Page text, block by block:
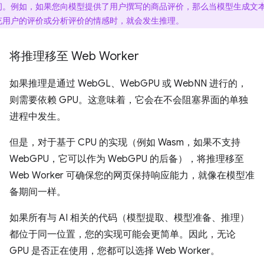
。例如，如果您向模型提供了用户撰写的商品评价，那么当模型生成文
户的评价或分析评价的情感时，就会发生推理。
将推理移至 Web Worker
如果推理是通过 WebGL、WebGPU 或 WebNN 进行的，
则需要依赖 GPU。这意味着，它会在不会阻塞界面的单独
进程中发生。
但是，对于基于 CPU 的实现（例如 Wasm，如果不支持
WebGPU，它可以作为 WebGPU 的后备），将推理移至
Web Worker 可确保您的网页保持响应能力，就像在模型准
备期间一样。
如果所有与 AI 相关的代码（模型提取、模型准备、推理）
都位于同一位置，您的实现可能会更简单。因此，无论
GPU 是否正在使用，您都可以选择 Web Worker。